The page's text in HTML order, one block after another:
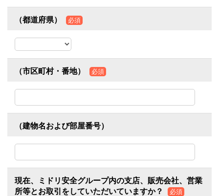
（都道府県） 必須
（市区町村・番地） 必須
（建物名および部屋番号）
現在、ミドリ安全グループ内の支店、販売会社、営業
所等とお取引をしていただいていますか？
必須